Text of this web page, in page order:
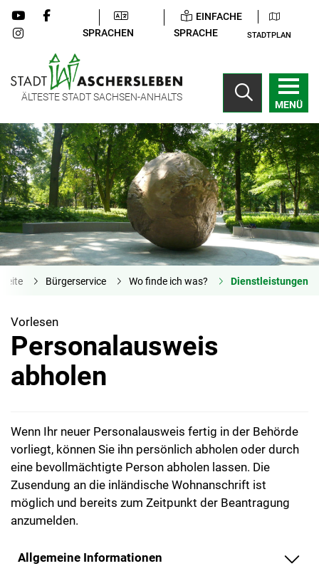
SPRACHEN
EINFACHE
SPRACHE
STADTPLAN
ÄLTESTE STADT SACHSEN-ANHALTS
MENÜ
Bürgerservice Wo finde ich was? Dienstleistungen
Vorlesen
Personalausweis
abholen
Wenn Ihr neuer Personalausweis fertig in der Behörde
vorliegt, können Sie ihn persönlich abholen oder durch
eine bevollmächtigte Person abholen lassen. Die
Zusendung an die inländische Wohnanschrift ist
möglich und bereits zum Zeitpunkt der Beantragung
anzumelden.
Allgemeine Informationen